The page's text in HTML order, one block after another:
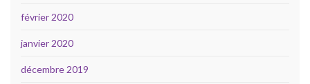
février 2020
janvier 2020
décembre 2019